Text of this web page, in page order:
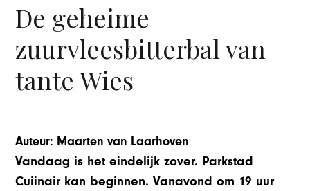
De geheime
zuurvleesbitterbal van
tante Wies
Auteur: Maarten van Laarhoven
Vandaag is het eindelijk zover. Parkstad
Cuiinair kan beginnen. Vanavond om 19 uur